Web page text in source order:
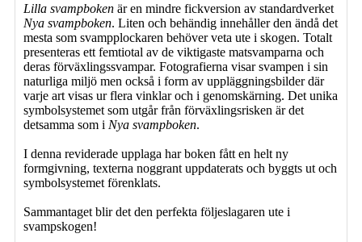
Lilla svampboken är en mindre fickversion av standardverket
Nya svampboken. Liten och behändig innehåller den ändå det
mesta som svampplockaren behöver veta ute i skogen. Totalt
presenteras ett femtiotal av de viktigaste matsvamparna och
deras förväxlingssvampar. Fotografierna visar svampen i sin
naturliga miljö men också i form av uppläggningsbilder där
varje art visas ur flera vinklar och i genomskärning. Det unika
symbolsystemet som utgår från förväxlingsrisken är det
detsamma som i Nya svampboken.
I denna reviderade upplaga har boken fått en helt ny
formgivning, texterna noggrant uppdaterats och byggts ut och
symbolsystemet förenklats.
Sammantaget blir det den perfekta följeslagaren ute i
svampskogen!